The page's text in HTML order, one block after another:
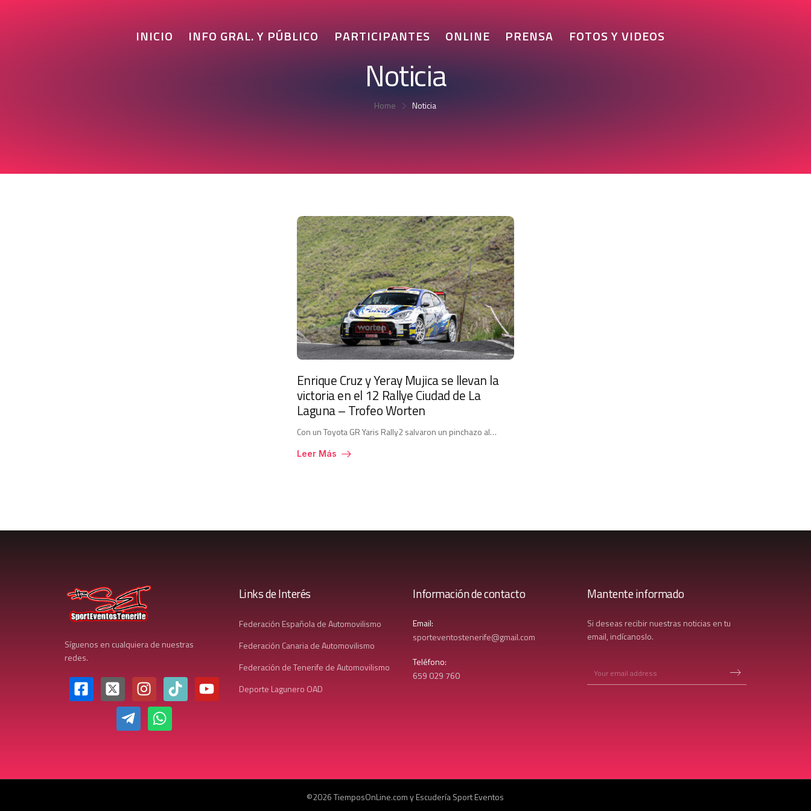
INICIO INFO GRAL. Y PÚBLICO PARTICIPANTES ONLINE PRENSA FOTOS Y VIDEOS
Noticia
Home Noticia
Enrique Cruz y Yeray Mujica se llevan la
victoria en el 12 Rallye Ciudad de La
Laguna – Trofeo Worten
Con un Toyota GR Yaris Rally2 salvaron un pinchazo al…
Leer Más
Síguenos en cualquiera de nuestras
redes.
Links de Interés
Federación Española de Automovilismo
Federación Canaria de Automovilismo
Federación de Tenerife de Automovilismo
Deporte Lagunero OAD
Información de contacto
Email:
sporteventostenerife@gmail.com
Teléfono:
659 029 760
Mantente informado
Si deseas recibir nuestras noticias en tu
email, indícanoslo.
©2026 TiemposOnLine.com y Escudería Sport Eventos